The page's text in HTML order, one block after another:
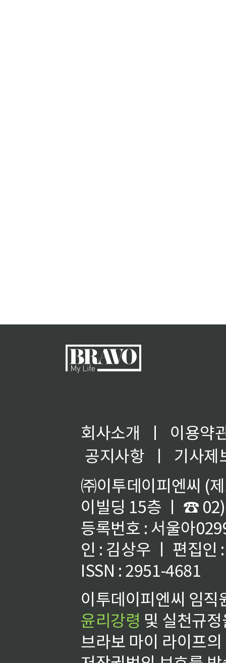
회사소개 ㅣ
이용약
공지사항
ㅣ
기사제
㈜이투데이피엔씨 (
이빌딩 15층 ㅣ ☎
등록번호 : 서울아
인 : 김상우 ㅣ 편집인
ISSN : 2951-4681
이투데이피엔씨 임
윤리강령 및 실천규
브라보 마이 라이프